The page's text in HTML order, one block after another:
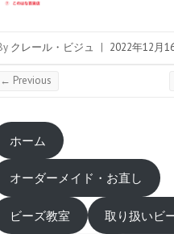
クレール・ビジュ | 2022年12月
← Previous
ホーム
オーダーメイド・お直し
ビーズ教室 取り扱いビ